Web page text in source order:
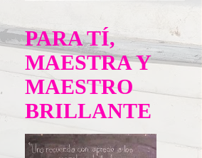
PARA TÍ,
MAESTRA Y
MAESTRO
BRILLANTE